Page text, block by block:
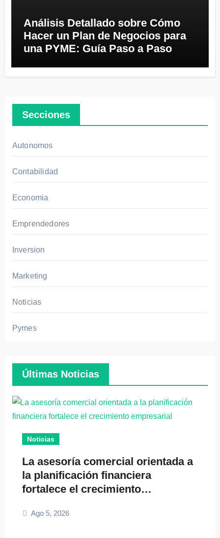
Análisis Detallado sobre Cómo
Hacer un Plan de Negocios para
una PYME: Guía Paso a Paso
Secciones
Autonomos
Contabilidad
Economia
Emprendedores
Inversion
Marketing
Noticias
Pymes
Últimas Noticias
Noticias
La asesoría comercial orientada a
la planificación financiera
fortalece el crecimiento
Ago 5, 2026